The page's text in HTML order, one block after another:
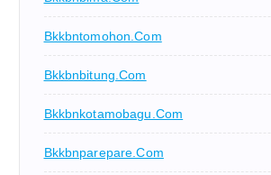
Bkkbntomohon.com
Bkkbnbitung.com
Bkkbnkotamobagu.com
Bkkbnparepare.com